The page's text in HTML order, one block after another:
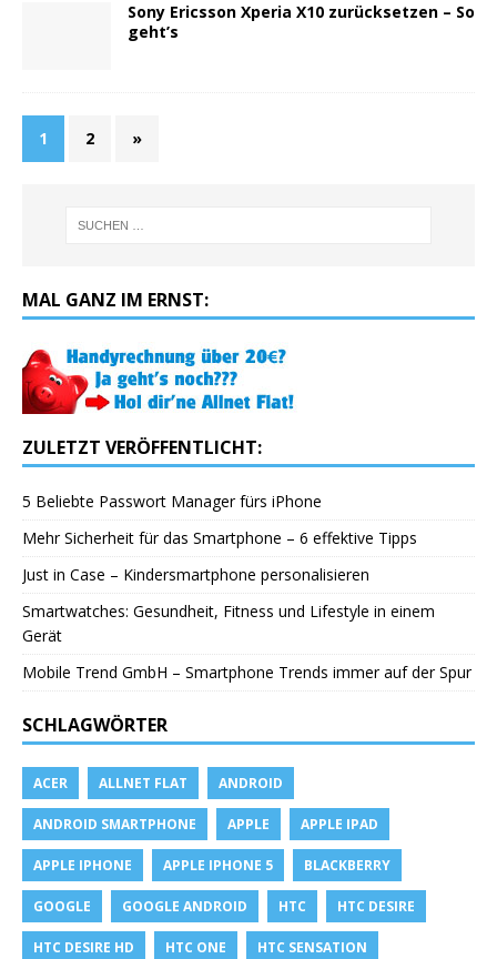
Sony Ericsson Xperia X10 zurücksetzen – So
geht’s
1 2 »
MAL GANZ IM ERNST:
ZULETZT VERÖFFENTLICHT:
5 Beliebte Passwort Manager fürs iPhone
Mehr Sicherheit für das Smartphone – 6 effektive Tipps
Just in Case – Kindersmartphone personalisieren
Smartwatches: Gesundheit, Fitness und Lifestyle in einem
Gerät
Mobile Trend GmbH – Smartphone Trends immer auf der Spur
SCHLAGWÖRTER
ACER ALLNET FLAT ANDROID
ANDROID SMARTPHONE APPLE APPLE IPAD
APPLE IPHONE APPLE IPHONE 5 BLACKBERRY
GOOGLE GOOGLE ANDROID HTC HTC DESIRE
HTC DESIRE HD HTC ONE HTC SENSATION